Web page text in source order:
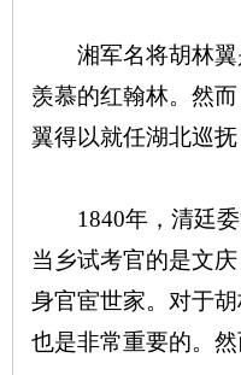
湘军名将胡林翼
羡慕的红翰林。然
翼得以就任湖北巡
1840年，清廷委
当乡试考官的是文
身官宦世家。对于
也是非常重要的。